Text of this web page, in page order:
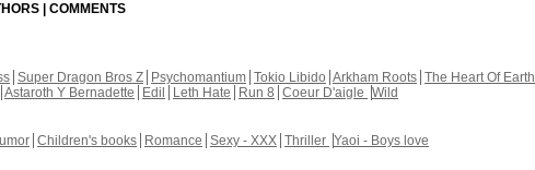
| COMMENTS
Super Dragon Bros Z Psychomantium Tokio Libido Arkham Roots The Heart Of Earth
Astaroth Y Bernadette Edil Leth Hate Run 8 Coeur D'aigle Wild
Children's books Romance Sexy - XXX Thriller Yaoi - Boys love